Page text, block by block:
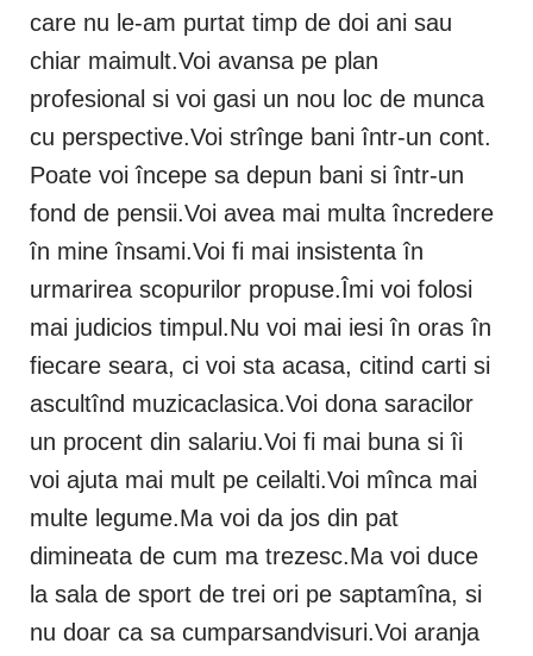
care nu le-am purtat timp de doi ani sau
chiar maimult.Voi avansa pe plan
profesional si voi gasi un nou loc de munca
cu perspective.Voi strînge bani într-un cont.
Poate voi începe sa depun bani si într-un
fond de pensii.Voi avea mai multa încredere
în mine însami.Voi fi mai insistenta în
urmarirea scopurilor propuse.Îmi voi folosi
mai judicios timpul.Nu voi mai iesi în oras în
fiecare seara, ci voi sta acasa, citind carti si
ascultînd muzicaclasica.Voi dona saracilor
un procent din salariu.Voi fi mai buna si îi
voi ajuta mai mult pe ceilalti.Voi mînca mai
multe legume.Ma voi da jos din pat
dimineata de cum ma trezesc.Ma voi duce
la sala de sport de trei ori pe saptamîna, si
nu doar ca sa cumparsandvisuri.Voi aranja